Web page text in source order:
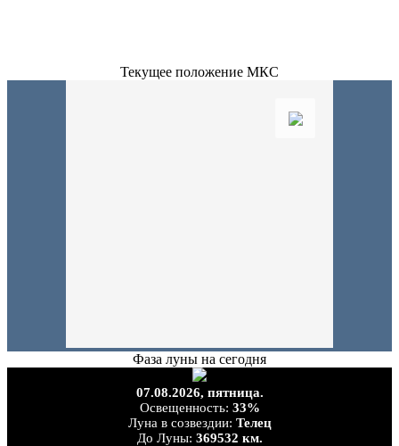
Текущее положение МКС
Фаза луны на сегодня
07.08.2026, пятница.
Освещенность: 33%
Луна в созвездии: Телец
До Луны: 369532 км.